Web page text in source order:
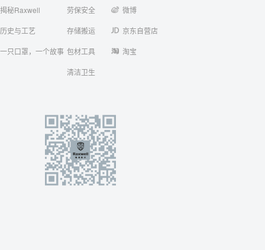
揭秘Raxwell
历史与工艺
一只口罩，一个故事
劳保安全
存储搬运
包材工具
清洁卫生
微博
京东自营店
淘宝